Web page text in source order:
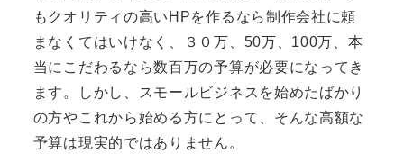
もクオリティの高いHPを作るなら制作会社に頼
まなくてはいけなく、３０万、50万、100万、本
当にこだわるなら数百万の予算が必要になってき
ます。しかし、スモールビジネスを始めたばかり
の方やこれから始める方にとって、そんな高額な
予算は現実的ではありません。